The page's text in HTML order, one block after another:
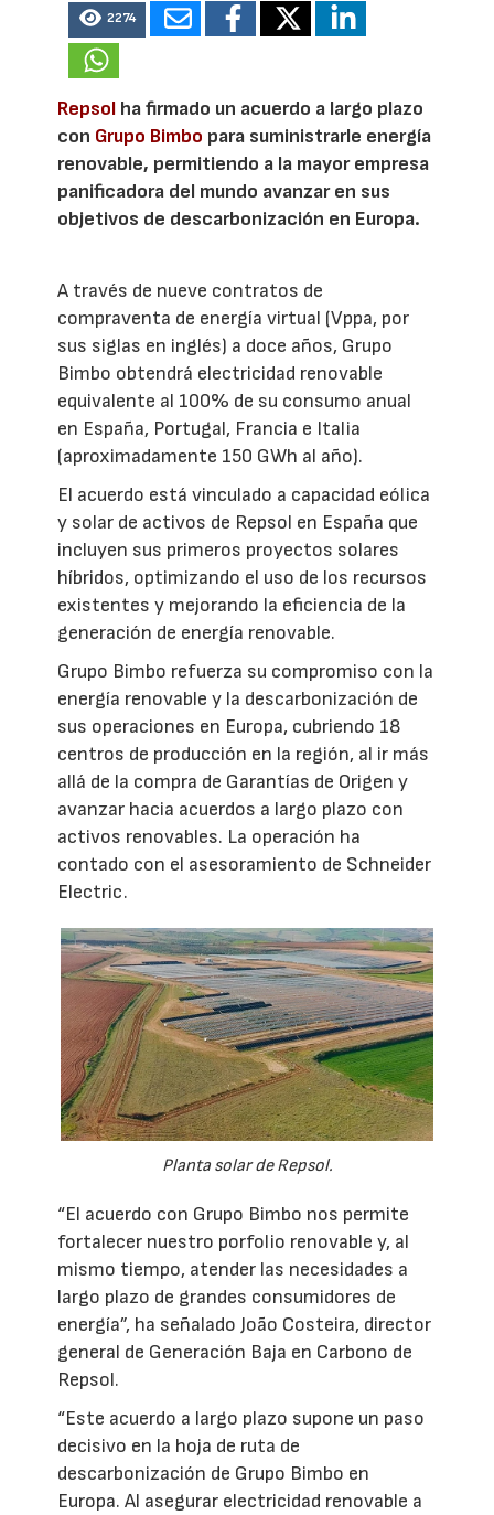
2274
Repsol ha firmado un acuerdo a largo plazo
con Grupo Bimbo para suministrarle energía
renovable, permitiendo a la mayor empresa
panificadora del mundo avanzar en sus
objetivos de descarbonización en Europa.
A través de nueve contratos de
compraventa de energía virtual (Vppa, por
sus siglas en inglés) a doce años, Grupo
Bimbo obtendrá electricidad renovable
equivalente al 100% de su consumo anual
en España, Portugal, Francia e Italia
(aproximadamente 150 GWh al año).
El acuerdo está vinculado a capacidad eólica
y solar de activos de Repsol en España que
incluyen sus primeros proyectos solares
híbridos, optimizando el uso de los recursos
existentes y mejorando la eficiencia de la
generación de energía renovable.
Grupo Bimbo refuerza su compromiso con la
energía renovable y la descarbonización de
sus operaciones en Europa, cubriendo 18
centros de producción en la región, al ir más
allá de la compra de Garantías de Origen y
avanzar hacia acuerdos a largo plazo con
activos renovables. La operación ha
contado con el asesoramiento de Schneider
Electric.
Planta solar de Repsol.
“El acuerdo con Grupo Bimbo nos permite
fortalecer nuestro porfolio renovable y, al
mismo tiempo, atender las necesidades a
largo plazo de grandes consumidores de
energía”, ha señalado João Costeira, director
general de Generación Baja en Carbono de
Repsol.
“Este acuerdo a largo plazo supone un paso
decisivo en la hoja de ruta de
descarbonización de Grupo Bimbo en
Europa. Al asegurar electricidad renovable a